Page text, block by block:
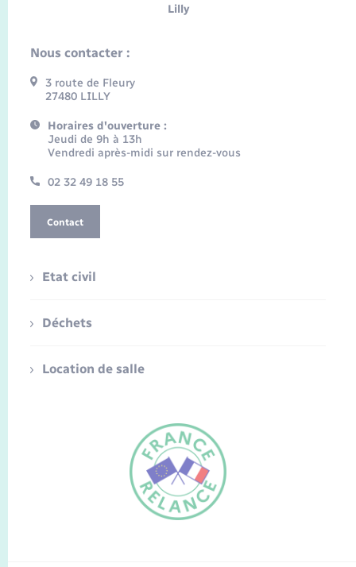
Lilly
Nous contacter :
3 route de Fleury
27480 LILLY
Horaires d'ouverture :
Jeudi de 9h à 13h
Vendredi après-midi sur rendez-vous
02 32 49 18 55
Contact
Etat civil
Déchets
Location de salle